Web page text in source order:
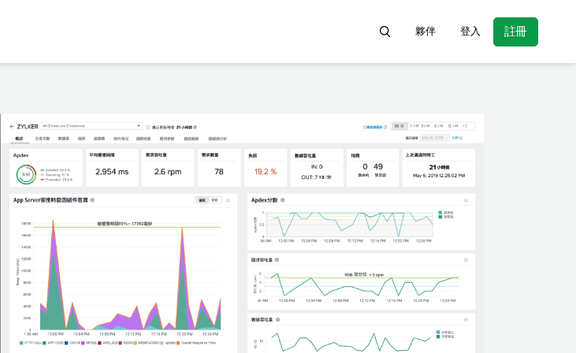
Search for product information,
夥伴 登入 註冊